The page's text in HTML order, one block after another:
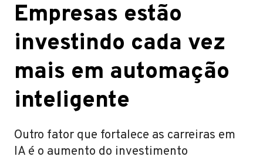
Empresas estão
investindo cada vez
mais em automação
inteligente
Outro fator que fortalece as carreiras em
IA é o aumento do investimento